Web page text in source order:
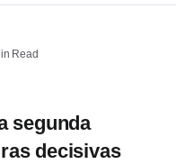
Read
segunda
decisivas